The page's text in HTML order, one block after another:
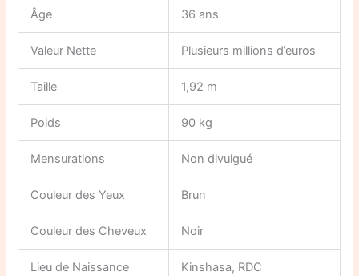
Âge 36 ans
Valeur Nette Plusieurs millions d’euros
Taille 1,92 m
Poids 90 kg
Mensurations Non divulgué
Couleur des Yeux Brun
Couleur des Cheveux Noir
Lieu de Naissance Kinshasa, RDC